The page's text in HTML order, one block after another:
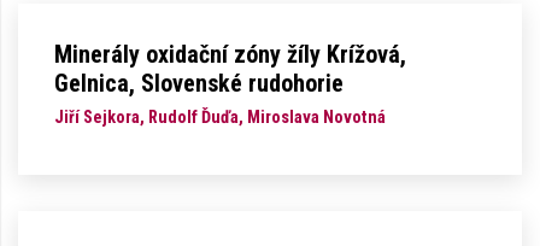
Minerály oxidační zóny žíly Krížová,
Gelnica, Slovenské rudohorie
Jiří Sejkora, Rudolf Ďuďa, Miroslava Novotná